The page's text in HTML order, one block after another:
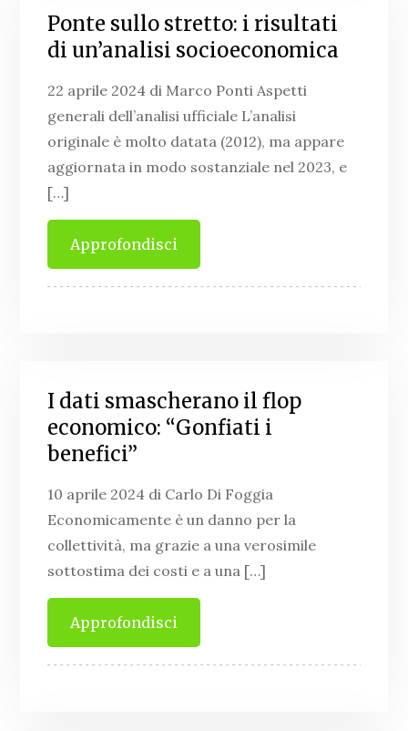
Ponte sullo stretto: i risultati
di un’analisi socioeconomica
22 aprile 2024 di Marco Ponti Aspetti
generali dell’analisi ufficiale L’analisi
originale è molto datata (2012), ma appare
aggiornata in modo sostanziale nel 2023, e
[…]
Approfondisci
I dati smascherano il flop
economico: “Gonfiati i
benefici”
10 aprile 2024 di Carlo Di Foggia
Economicamente è un danno per la
collettività, ma grazie a una verosimile
sottostima dei costi e a una […]
Approfondisci